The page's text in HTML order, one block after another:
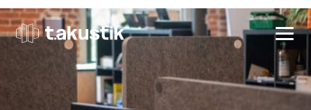
t.akustik